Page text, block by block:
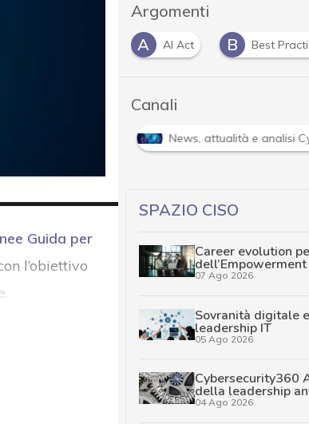
Guida per
l’obiettivo
Argomenti
A AI Act B Best
Canali
News, attualità e analisi
SPAZIO CISO
Career evolution
07 Ago 2026
Sovranità digitale
leadership IT
05 Ago 2026
Cybersecurity360
della leadership
04 Ago 2026